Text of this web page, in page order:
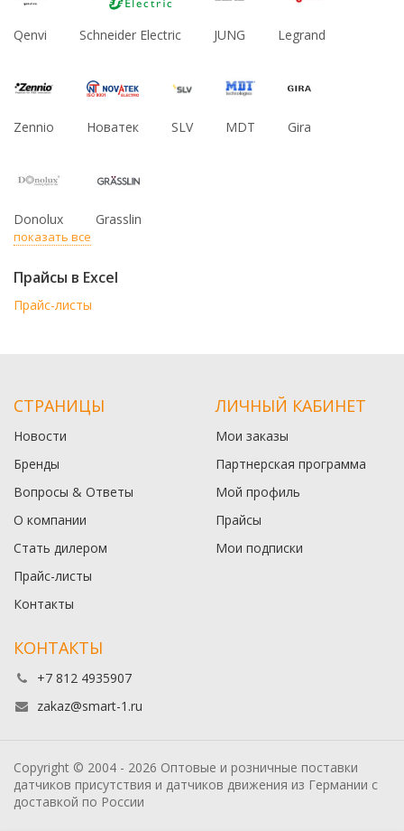
Qenvi Schneider Electric JUNG Legrand
Zennio Новатек SLV MDT Gira
Donolux Grasslin
показать все
Прайсы в Excel
Прайс-листы
СТРАНИЦЫ
Новости
Бренды
Вопросы & Ответы
О компании
Стать дилером
Прайс-листы
Контакты
ЛИЧНЫЙ КАБИНЕТ
Мои заказы
Партнерская программа
Мой профиль
Прайсы
Мои подписки
КОНТАКТЫ
+7 812 4935907
zakaz@smart-1.ru
Copyright © 2004 - 2026 Оптовые и розничные поставки
датчиков присутствия и датчиков движения из Германии с
доставкой по России